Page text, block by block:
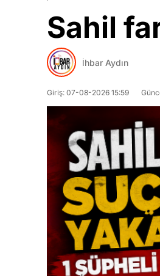
Sahil
İhbar Aydın
Giriş: 07-08-2026 15:59